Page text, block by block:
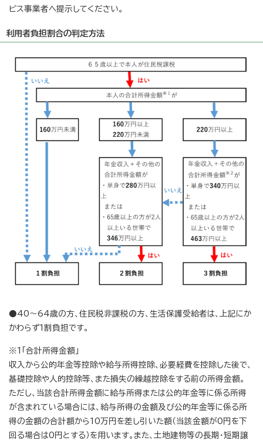
ビス事業者へ提示してください。
利用者負担割合の判定方法
●40～64歳の方、住民税非課税の方、生活保護受給者は、上記にか
かわらず1割負担です。
※1「合計所得金額」
収入から公的年金等控除や給与所得控除、必要経費を控除した後で、
基礎控除や人的控除等、また損失の繰越控除をする前の所得金額。
ただし、当該合計所得金額に給与所得または公的年金等に係る所得
が含まれている場合には、給与所得の金額及び公的年金等に係る所
得の金額の合計額から10万円を差し引いた額（当該金額が0円を下
回る場合は0円とする）を用います。また、土地建物等の長期・短期譲